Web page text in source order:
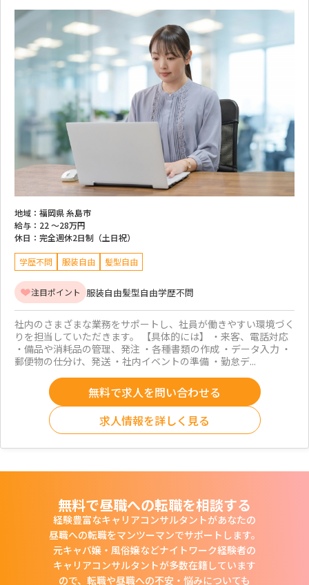
地域： 福岡県 糸島市
給与： 22 ～28万円
休日： 完全週休2日制（土日祝）
学歴不問 服装自由 髪型自由
注目ポイント 服装自由髪型自由学歴不問
社内のさまざまな業務をサポートし、社員が働きやすい環境づく
りを担当していただきます。 【具体的には】 ・来客、電話対応
・備品や消耗品の管理、発注 ・各種書類の作成 ・データ入力 ・
郵便物の仕分け、発送 ・社内イベントの準備 ・勤怠デ...
無料で求人を問い合わせる
求人情報を詳しく見る
無料で昼職への転職を相談する
経験豊富なキャリアコンサルタントがあなたの
昼職への転職をマンツーマンでサポートします。
元キャバ嬢・風俗嬢などナイトワーク経験者の
キャリアコンサルタントが多数在籍しています
ので、 転職や昼職への不安・悩みについても